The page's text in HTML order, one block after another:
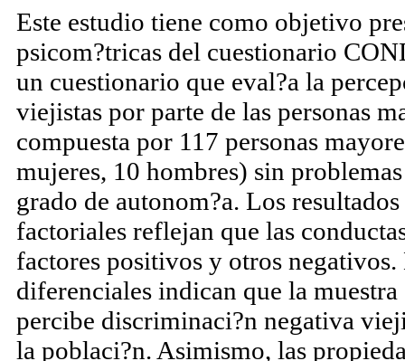
Abstract:
Este estudio tiene como objetivo
psicom?tricas del cuestionario
un cuestionario que eval?a la
viejistas por parte de las personas
compuesta por 117 personas
mujeres, 10 hombres) sin
grado de autonom?a. Los
factoriales reflejan que las
factores positivos y otros negativos.
diferenciales indican que la muestra